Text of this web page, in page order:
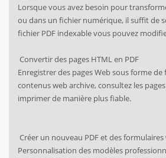
Lorsque vous avez besoin pour
ou dans un fichier numérique, il suffit de
fichier PDF indexable vous pouvez
Convertir des pages HTML en PDF
Enregistrer des pages Web sous forme de
contenus web archive, consultez les
imprimer de manière plus fiable.
Créer un nouveau PDF et des formulaires
Personnalisation des modèles